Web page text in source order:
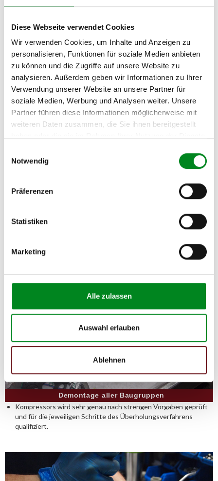
Diese Webseite verwendet Cookies
Wir verwenden Cookies, um Inhalte und Anzeigen zu
personalisieren, Funktionen für soziale Medien anbieten
zu können und die Zugriffe auf unsere Website zu
analysieren. Außerdem geben wir Informationen zu Ihrer
Verwendung unserer Website an unsere Partner für
soziale Medien, Werbung und Analysen weiter. Unsere
Partner führen diese Informationen möglicherweise mit
weiteren Daten zusammen, die Sie ihnen bereitgestellt
Notwendig
Präferenzen
Statistiken
Marketing
Alle zulassen
Auswahl erlauben
Ablehnen
Adresse:
E-Mail:
info@tmc-turbo.de
Telefon:
02541/8483601
Der Aufbereitungsprozess für AT-
Klimakompressoren
Die Qualität und Lebensdauer eines überholten Kompressors ist mit
gleichwertigen Teilen beträgt sein Preis jedoch
Instandhaltungskosten reduziert werden.
Demontage aller Baugruppen
Kompressors wird sehr genau nach strengen Vorgaben geprüft
und für die jeweiligen Schritte des Überholungsverfahrens
qualifiziert.